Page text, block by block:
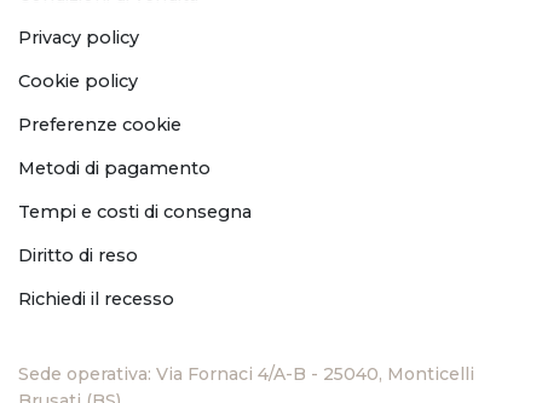
Privacy policy
Cookie policy
Preferenze cookie
Metodi di pagamento
Tempi e costi di consegna
Diritto di reso
Richiedi il recesso
Sede operativa: Via Fornaci 4/A-B - 25040, Monticelli